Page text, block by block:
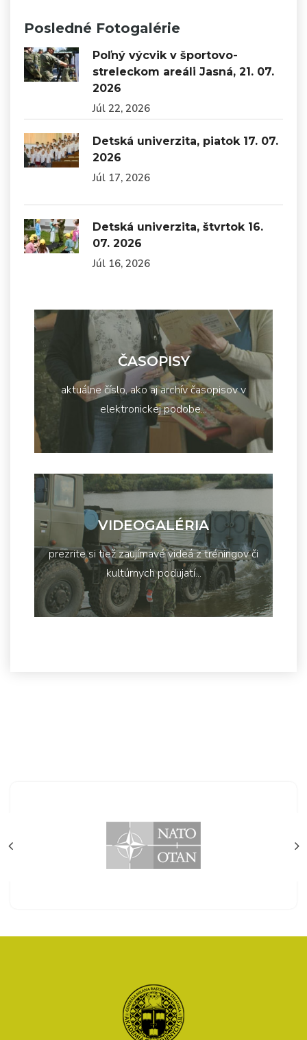
Posledné Fotogalérie
Poľný výcvik v športovo-
streleckom areáli Jasná, 21. 07.
2026
Júl 22, 2026
Detská univerzita, piatok 17. 07.
2026
Júl 17, 2026
Detská univerzita, štvrtok 16.
07. 2026
Júl 16, 2026
ČASOPISY
aktuálne číslo, ako aj archív časopisov v
elektronickej podobe...
VIDEOGALÉRIA
prezrite si tiež zaujímavé videá z tréningov či
kultúrnych podujatí...